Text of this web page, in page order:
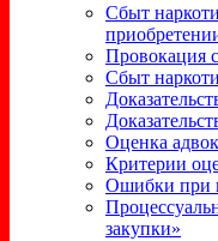
Сбыт
Провокация
Сбыт
Оценка
Критерии
Ошибки при
закупки»